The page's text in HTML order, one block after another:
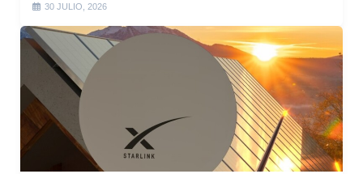
30 JULIO, 2026